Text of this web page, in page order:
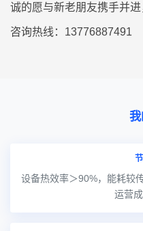
诚的愿与新老朋友携手并进
咨询热线：13776887491
设备热效率＞90%，能耗较
运营